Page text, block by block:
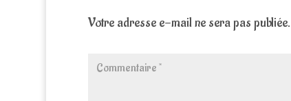
Votre adresse e-mail ne sera pas publiée.